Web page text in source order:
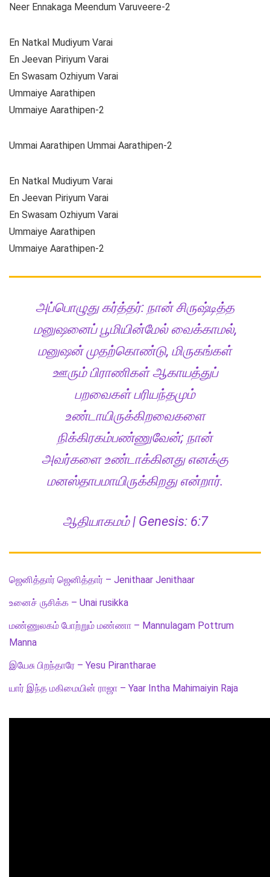
Neer Ennakaga Meendum Varuveere-2
En Natkal Mudiyum Varai
En Jeevan Piriyum Varai
En Swasam Ozhiyum Varai
Ummaiye Aarathipen
Ummaiye Aarathipen-2
Ummai Aarathipen Ummai Aarathipen-2
En Natkal Mudiyum Varai
En Jeevan Piriyum Varai
En Swasam Ozhiyum Varai
Ummaiye Aarathipen
Ummaiye Aarathipen-2
அப்பொழுது கர்த்தர்: நான் சிருஷ்டித்த
மனுஷனைப் பூமியின்மேல் வைக்காமல்,
மனுஷன் முதற்கொண்டு, மிருகங்கள்
ஊரும் பிராணிகள் ஆகாயத்துப்
பறவைகள் பரியந்தமும்
உண்டாயிருக்கிறவைகளை
நிக்கிரகம்பண்ணுவேன்; நான்
அவர்களை உண்டாக்கினது எனக்கு
மனஸ்தாபமாயிருக்கிறது என்றார்.
ஆதியாகமம் | Genesis: 6:7
ஜெனித்தார் ஜெனித்தார் – Jenithaar Jenithaar
உனைச் ருசிக்க – Unai rusikka
மண்ணுலகம் போற்றும் மண்ணா – Mannulagam Pottrum
Manna
இயேசு பிறந்தாரே – Yesu Pirantharae
யார் இந்த மகிமையின் ராஜா – Yaar Intha Mahimaiyin Raja